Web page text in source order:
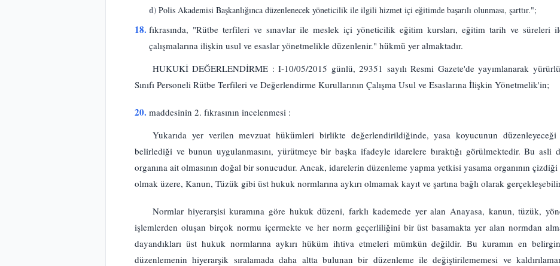
d) Polis Akademisi Başkanlığınca düzenlenecek yöneticilik ile ilgili hizmet içi eğitimde başarılı olunması, şarttır.";
18. fıkrasında, "Rütbe terfileri ve sınavlar ile meslek içi yöneticilik eğitim kursları, eğitim tarih ve süreleri
çalışmalarına ilişkin usul ve esaslar yönetmelikle düzenlenir." hükmü yer almaktadır.
HUKUKİ DEĞERLENDİRME : I-10/05/2015 günlü, 29351 sayılı Resmi Gazete'de yayımlanarak
Sınıfı Personeli Rütbe Terfileri ve Değerlendirme Kurullarının Çalışma Usul ve Esaslarına İlişkin Yönetmelik'in;
20. maddesinin 2. fıkrasının incelenmesi :
Yukarıda yer verilen mevzuat hükümleri birlikte değerlendirildiğinde, yasa koyucunun
belirlediği ve bunun uygulanmasını, yürütmeye bir başka ifadeyle idarelere bıraktığı görülmektedir. Bu asli
organına ait olmasının doğal bir sonucudur. Ancak, idarelerin düzenleme yapma yetkisi yasama organının çizdiği
olmak üzere, Kanun, Tüzük gibi üst hukuk normlarına aykırı olmamak kayıt ve şartına bağlı olarak
Normlar hiyerarşisi kuramına göre hukuk düzeni, farklı kademede yer alan Anayasa, kanun, tüzük,
işlemlerden oluşan birçok normu içermekte ve her norm geçerliliğini bir üst basamakta yer alan normdan
dayandıkları üst hukuk normlarına aykırı hüküm ihtiva etmeleri mümkün değildir. Bu kuramın en
düzenlemenin hiyerarşik sıralamada daha altta bulunan bir düzenleme ile değiştirilememesi ve